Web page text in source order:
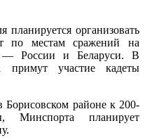
организовать
по местам сражений на
— России и Беларуси. В
примут участие кадеты
Борисовском районе к 200-
Минспорта планирует